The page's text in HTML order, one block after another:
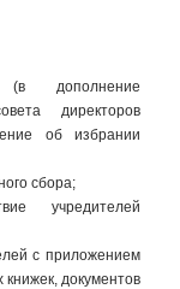
(в дополнение
директоров
об избрании
сбора;
учредителей
с приложением
документов